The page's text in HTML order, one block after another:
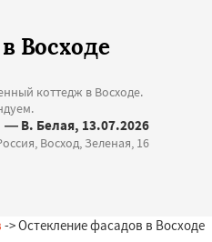
Восходе
коттедж в Восходе.
— В. Белая, 13.07.2026
Восход, Зеленая, 16
-> Остекление фасадов в Восходе